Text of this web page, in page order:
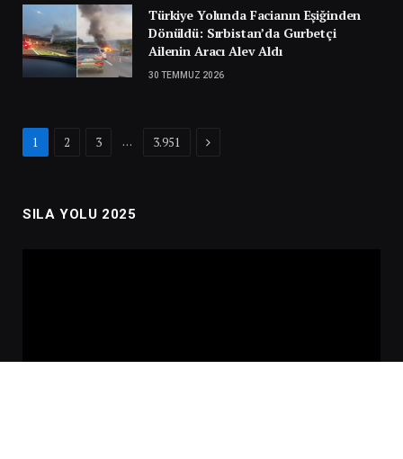
Türkiye Yolunda Facianın Eşiğinden
Dönüldü: Sırbistan’da Gurbetçi
Ailenin Aracı Alev Aldı
30 TEMMUZ 2026
1 2 3 … 3.951 Next
SILA YOLU 2025